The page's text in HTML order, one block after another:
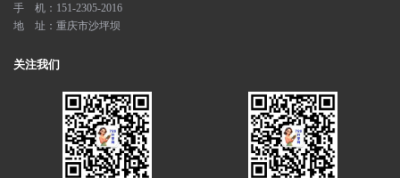
手 机：151-2305-2016
地 址：重庆市沙坪坝
关注我们